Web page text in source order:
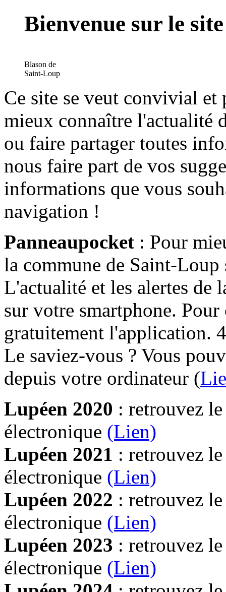
Bienvenue sur le
Blason de
Saint-Loup
Ce site se veut convivial et
mieux connaître l'actualité
ou faire partager toutes
nous faire part de vos
informations que vous
navigation !
Panneaupocket : Pour
la commune de Saint-Loup
L'actualité et les alertes de
sur votre smartphone.
gratuitement l'application.
Le saviez-vous ? Vous
depuis votre ordinateur (
Lupéen 2020 : retrouvez
électronique (Lien)
Lupéen 2021 : retrouvez
électronique (Lien)
Lupéen 2022 : retrouvez
électronique (Lien)
Lupéen 2023 : retrouvez
électronique (Lien)